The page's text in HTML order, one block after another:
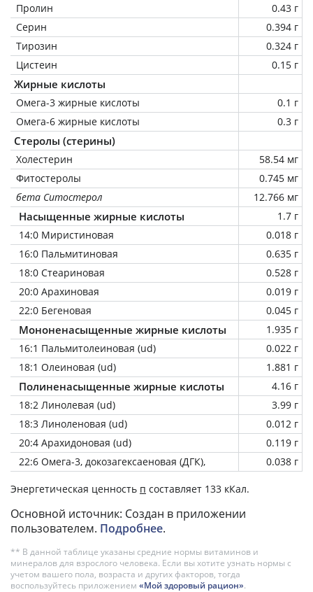
Пролин
0.43 г
Серин
0.394 г
Тирозин
0.324 г
Цистеин
0.15 г
Жирные кислоты
Омега-3 жирные кислоты
0.1 г
Омега-6 жирные кислоты
0.3 г
Стеролы (стерины)
Холестерин
58.54 мг
Фитостеролы
0.745 мг
бета Ситостерол
12.766 мг
Насыщенные жирные кислоты
1.7 г
14:0 Миристиновая
0.018 г
16:0 Пальмитиновая
0.635 г
18:0 Стеариновая
0.528 г
20:0 Арахиновая
0.019 г
22:0 Бегеновая
0.045 г
Мононенасыщенные жирные кислоты
1.935 г
16:1 Пальмитолеиновая (ud)
0.022 г
18:1 Олеиновая (ud)
1.881 г
Полиненасыщенные жирные кислоты
4.16 г
18:2 Линолевая (ud)
3.99 г
18:3 Линоленовая (ud)
0.012 г
20:4 Арахидоновая (ud)
0.119 г
22:6 Омега-3, докозагексаеновая (ДГК),
0.038 г
Энергетическая ценность п составляет 133 кКал.
Основной источник: Создан в приложении
пользователем. Подробнее.
** В данной таблице указаны средние нормы витаминов и
минералов для взрослого человека. Если вы хотите узнать нормы с
учетом вашего пола, возраста и других факторов, тогда
воспользуйтесь приложением «Мой здоровый рацион».